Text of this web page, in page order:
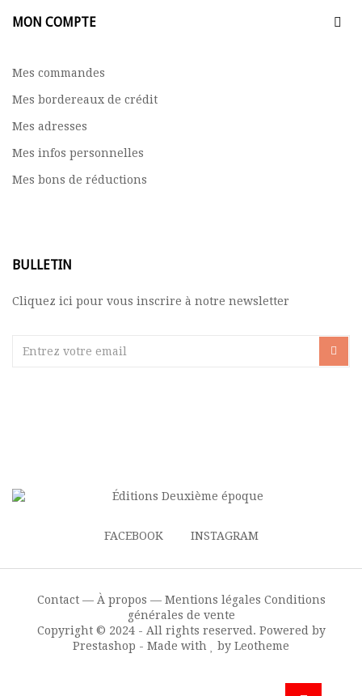
MON COMPTE
Mes commandes
Mes bordereaux de crédit
Mes adresses
Mes infos personnelles
Mes bons de réductions
BULLETIN
Cliquez ici pour vous inscrire à notre newsletter
FACEBOOK INSTAGRAM
Contact — À propos — Mentions légales Conditions
générales de vente
Copyright © 2024 - All rights reserved. Powered by
Prestashop - Made with
by Leotheme